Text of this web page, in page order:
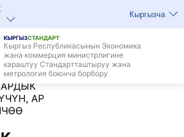
Кыргызча
КЫРГЫЗСТАНДАРТ
Кыргыз Республикасынын Экономика
жана коммерция министрлигине
караштуу Стандартташтыруу жана
метрология боюнча борбору
АР